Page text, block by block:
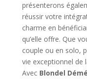
présenterons
réussir votre
charme en
qu’elle offre. Que
couple ou en solo,
vie exceptionnel de
Avec Blondel